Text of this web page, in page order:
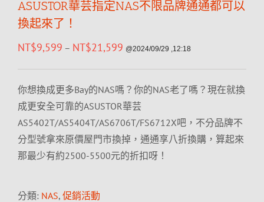
ASUSTOR華芸指定NAS不限品牌通通都可以
換起來了！
NT$9,599 – NT$21,599 @2024/09/29 ,12:18
你想換成更多Bay的NAS嗎？你的NAS老了嗎？現在就換
成更安全可靠的ASUSTOR華芸
AS5402T/AS5404T/AS6706T/FS6712X吧，不分品牌不
分型號拿來原價屋門市換掉，通通享八折換購，算起來
那最少有約2500-5500元的折扣呀！
分類: NAS, 促銷活動